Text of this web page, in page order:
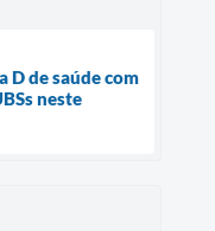
D de saúde com
neste